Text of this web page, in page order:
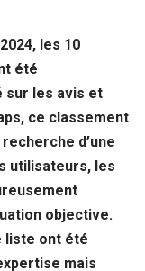
les 10
été
sur les avis et
ce classement
d’une
utilisateurs, les
objective.
liste ont été
mais